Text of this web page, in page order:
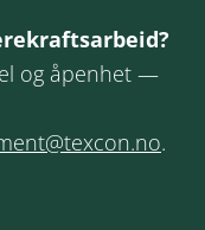
og åpenhet —
.